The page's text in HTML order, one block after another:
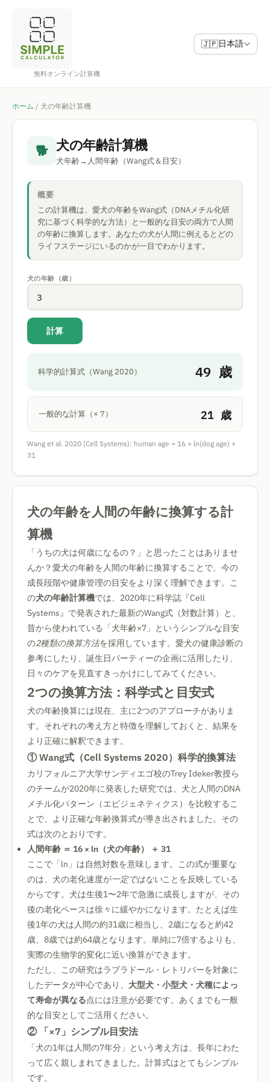
無料オンライン計算機
🇯🇵日本語
ホーム / 犬の年齢計算機
🐕 犬の年齢計算機
犬年齢→人間年齢（Wang式＆目安）
概要
この計算機は、愛犬の年齢をWang式（DNAメチル化研
究に基づく科学的な方法）と一般的な目安の両方で人間
の年齢に換算します。あなたの犬が人間に例えるとどの
ライフステージにいるのかが一目でわかります。
犬の年齢（歳）
計算
科学的計算式（Wang 2020） 49 歳
一般的な計算（× 7） 21 歳
Wang et al. 2020 (Cell Systems): human age = 16 × ln(dog age) +
31
犬の年齢を人間の年齢に換算する計
算機
「うちの犬は何歳になるの？」と思ったことはありませ
んか？愛犬の年齢を人間の年齢に換算することで、今の
成長段階や健康管理の目安をより深く理解できます。こ
の犬の年齢計算機では、2020年に科学誌『Cell
Systems』で発表された最新のWang式（対数計算）と、
昔から使われている「犬年齢×7」というシンプルな目安
の2種類の換算方法を採用しています。愛犬の健康診断の
参考にしたり、誕生日パーティーの企画に活用したり、
日々のケアを見直すきっかけにしてみてください。
2つの換算方法：科学式と目安式
犬の年齢換算には現在、主に2つのアプローチがありま
す。それぞれの考え方と特徴を理解しておくと、結果を
より正確に解釈できます。
① Wang式（Cell Systems 2020）科学的換算法
カリフォルニア大学サンディエゴ校のTrey Ideker教授ら
のチームが2020年に発表した研究では、犬と人間のDNA
メチル化パターン（エピジェネティクス）を比較するこ
とで、より正確な年齢換算式が導き出されました。その
式は次のとおりです。
人間年齢 ＝ 16 × ln（犬の年齢） ＋ 31
ここで「ln」は自然対数を意味します。この式が重要な
のは、犬の老化速度が一定ではないことを反映している
からです。犬は生後1〜2年で急激に成長しますが、その
後の老化ペースは徐々に緩やかになります。たとえば生
後1年の犬は人間の約31歳に相当し、2歳になると約42
歳、8歳では約64歳となります。単純に7倍するよりも、
実際の生物学的変化に近い換算ができます。
ただし、この研究はラブラドール・レトリバーを対象に
したデータが中心であり、 大型犬・小型犬・犬種によっ
て寿命が異なる点には注意が必要です。あくまでも一般
的な目安としてご活用ください。
② 「×7」シンプル目安法
「犬の1年は人間の7年分」という考え方は、長年にわた
って広く親しまれてきました。計算式はとてもシンプル
です。